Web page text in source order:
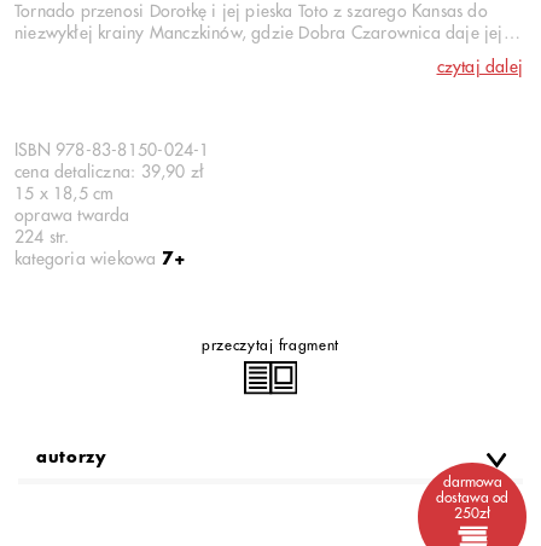
Tornado przenosi Dorotkę i jej pieska Toto z szarego Kansas do
niezwykłej krainy Manczkinów, gdzie Dobra Czarownica daje jej
Wraz z nowymi przyjaciółmi: Strachem na Wróble, Blaszanym
potrafi spełnić każde życzenie?
Seria Mistrzowie Ilustracji
polskiej grafiki książkowej. Wydajemy w niej reedycje
ponadczasowych hitów literatury dziecięcej zilustrowanych przez
najwybitniejszych przedstawicieli polskiej szkoły ilustracji.
czytaj dalej
ISBN 978-83-8150-024-1
cena detaliczna: 39,90 zł
15 x 18,5 cm
oprawa twarda
224 str.
kategoria wiekowa 7+
przeczytaj fragment
autorzy
darmowa
dostawa od
250zł